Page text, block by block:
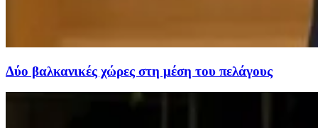
Δύο βαλκανικές χώρες στη μέση του πελάγους